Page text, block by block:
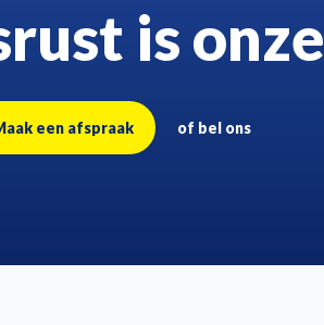
is onze
een afspraak of bel ons